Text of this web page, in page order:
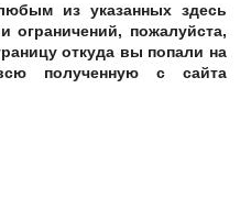
из указанных здесь
ограничений, пожалуйста,
откуда вы попали на
полученную с сайта